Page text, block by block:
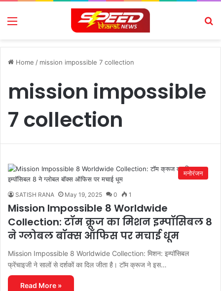
Menu
Home / mission impossible 7 collection
mission impossible
7 collection
मनोरंजन
SATISH RANA May 19, 2025 0 1
Mission Impossible 8 Worldwide
Collection: टॉम क्रूज का मिशन इम्पॉसिबल 8
ने ग्लोबल बॉक्स ऑफिस पर मचाई धूम
Mission Impossible 8 Worldwide Collection: मिशन: इम्पॉसिबल
फ्रेंचाइजी ने सालों से दर्शकों का दिल जीता है। टॉम क्रूज ने इस…
Read More »